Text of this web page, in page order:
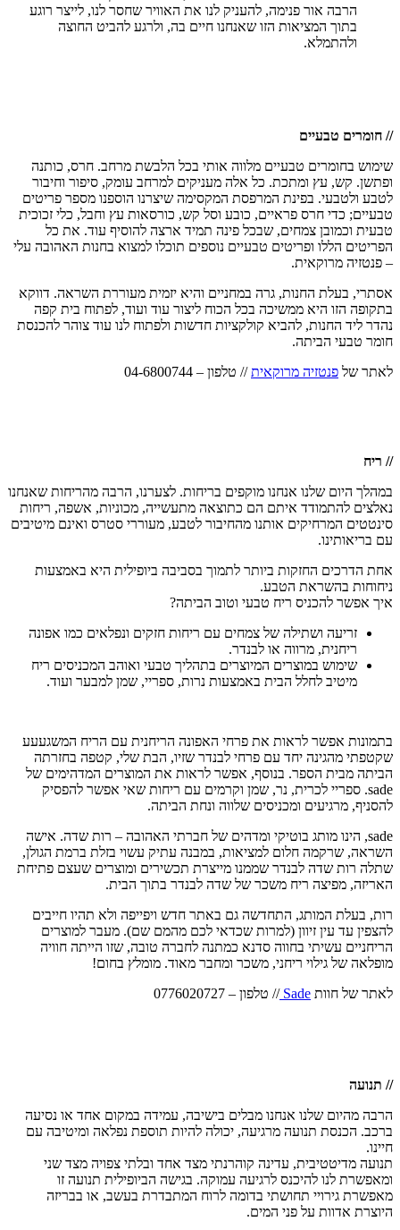
הרבה אור פנימה, להעניק לנו את האוויר שחסר לנו, לייצר רוגע
בתוך המציאות הזו שאנחנו חיים בה, ולרגע להביט החוצה
ולהתמלא.
// חומרים טבעיים
שימוש בחומרים טבעיים מלווה אותי בכל הלבשת מרחב. חרס, כותנה
ופתשן. קש, עץ ומתכת. כל אלה מעניקים למרחב עומק, סיפור וחיבור
לטבע ולטבעי. בפינת המרפסת המקסימה שיצרנו הוספנו מספר פריטים
טבעיים; כדי חרס פראיים, כובע וסל קש, כורסאות עץ וחבל, כלי זכוכית
טבעית וכמובן צמחים, שבכל פינה תמיד ארצה להוסיף עוד. את כל
הפריטים הללו ופריטים טבעיים נוספים תוכלו למצוא בחנות האהובה עלי
– פנטזיה מרוקאית.
אסתרי, בעלת החנות, גרה במחניים והיא יזמית מעוררת השראה. דווקא
בתקופה הזו היא ממשיכה בכל הכוח ליצור עוד ועוד, לפתוח בית קפה
נהדר ליד החנות, להביא קולקציות חדשות ולפתוח לנו עוד צוהר להכנסת
חומר טבעי הביתה.
לאתר של פנטזיה מרוקאית// טלפון – 04-6800744
// ריח
במהלך היום שלנו אנחנו מוקפים בריחות. לצערנו, הרבה מהריחות שאנחנו
נאלצים להתמודד איתם הם כתוצאה מתעשייה, מכוניות, אשפה, ריחות
סינטטים המרחיקים אותנו מהחיבור לטבע, מעוררי סטרס ואינם מיטיבים
עם בריאותינו.
אחת הדרכים החזקות ביותר לתמוך בסביבה ביופילית היא באמצעות
ניחוחות בהשראת הטבע.
איך אפשר להכניס ריח טבעי וטוב הביתה?
זריעה ושתילה של צמחים עם ריחות חזקים ונפלאים כמו אפונה
ריחנית, מרווה או לבנדר.
שימוש במוצרים המיוצרים בתהליך טבעי ואוהב המכניסים ריח
מיטיב לחלל הבית באמצעות נרות, ספריי, שמן למבער ועוד.
בתמונות אפשר לראות את פרחי האפונה הריחנית עם הריח המשגעעע
שקטפתי מהגינה יחד עם פרחי לבנדר שזיו, הבת שלי, קטפה בחזרתה
הביתה מבית הספר. בנוסף, אפשר לראות את המוצרים המדהימים של
sade. ספריי לכרית, נר, שמן וקרמים עם ריחות שאי אפשר להפסיק
להסניף, מרגיעים ומכניסים שלווה ונחת הביתה.
sade, הינו מותג בוטיקי ומדהים של חברתי האהובה – רות שדה. אישה
השראה, שרקמה חלום למציאות, במבנה עתיק עשוי בזלת ברמת הגולן,
שתלה רות שדה לבנדר שממנו מייצרת תכשירים ומוצרים שעצם פתיחת
האריזה, מפיצה ריח משכר של שדה לבנדר בתוך הבית.
רות, בעלת המותג, התחדשה גם באתר חדש ויפייפה ולא תהיו חייבים
להצפין עד עין זיוון (למרות שכדאי לכם מהמם שם). מעבר למוצרים
הריחניים עשיתי בחווה סדנא כמתנה לחברה טובה, שזו הייתה חוויה
מופלאה של גילוי ריחני, משכר ומחבר מאוד. מומלץ בחום!
לאתר של חוות Sade // טלפון – 0776020727
// תנועה
הרבה מהיום שלנו אנחנו מבלים בישיבה, עמידה במקום אחד או נסיעה
ברכב. הכנסת תנועה מרגיעה, יכולה להיות תוספת נפלאה ומיטיבה עם
חיינו.
תנועה מדיטטיבית, עדינה קוהרנתי מצד אחד ובלתי צפויה מצד שני
ומאפשרת לנו להיכנס לרגיעה עמוקה. בגישה הביופילית תנועה זו
מאפשרת גירויי תחושתי בדומה לרוח המתבדרת בעשב, או בבריזה
היוצרת אדוות על פני המים.